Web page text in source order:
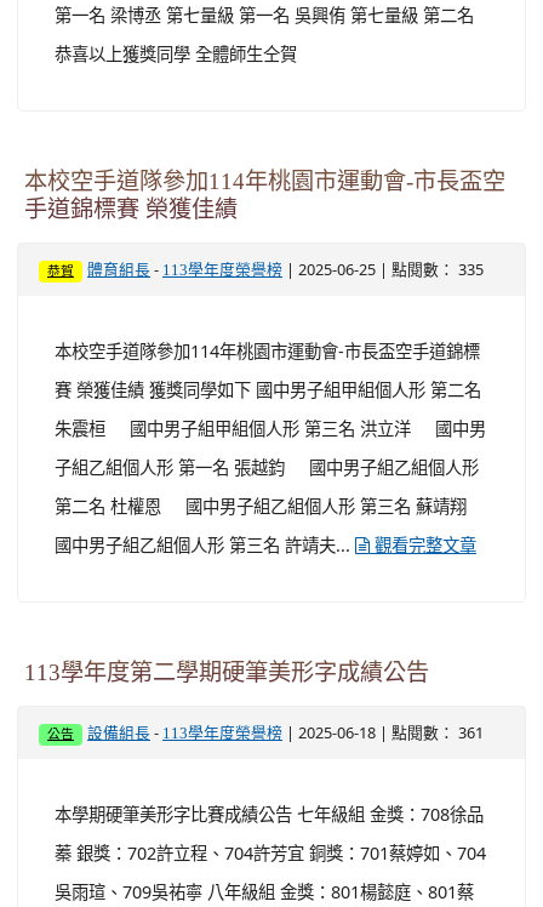
第一名 梁博丞 第七量級 第一名 吳興侑 第七量級 第二名
恭喜以上獲獎同學 全體師生仝賀
本校空手道隊參加114年桃園市運動會-市長盃空
手道錦標賽 榮獲佳績
恭賀 體育組長 - 113學年度榮譽榜 | 2025-06-25 | 點閱數： 335
本校空手道隊參加114年桃園市運動會-市長盃空手道錦標
賽 榮獲佳績 獲獎同學如下 國中男子組甲組個人形 第二名
朱震桓 國中男子組甲組個人形 第三名 洪立洋 國中男
子組乙組個人形 第一名 張越鈞 國中男子組乙組個人形
第二名 杜權恩 國中男子組乙組個人形 第三名 蘇靖翔
國中男子組乙組個人形 第三名 許靖夫...
觀看完整文章
113學年度第二學期硬筆美形字成績公告
公告 設備組長 - 113學年度榮譽榜 | 2025-06-18 | 點閱數： 361
本學期硬筆美形字比賽成績公告 七年級組 金獎：708徐品
蓁 銀獎：702許立程、704許芳宜 銅獎：701蔡婷如、704
吳雨瑄、709吳祐寧 八年級組 金獎：801楊懿庭、801蔡